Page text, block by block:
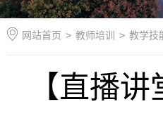
网站首页 > 教师培训 > 教学技
【直播